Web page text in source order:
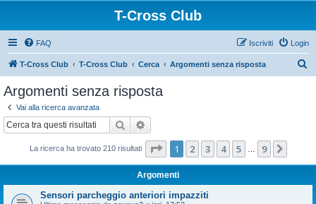
T-Cross Club
FAQ Login
Iscriviti
T-Cross Club T-Cross Club Cerca Argomenti senza risposta
Argomenti senza risposta
Vai alla ricerca avanzata
Cerca
La ricerca ha trovato 210 risultati Pagina di
1 2 3 4 5 9
Argomenti
Sensori parcheggio anteriori impazziti